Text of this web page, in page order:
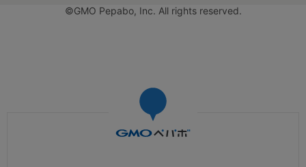
©GMO Pepabo, Inc. All rights reserved.